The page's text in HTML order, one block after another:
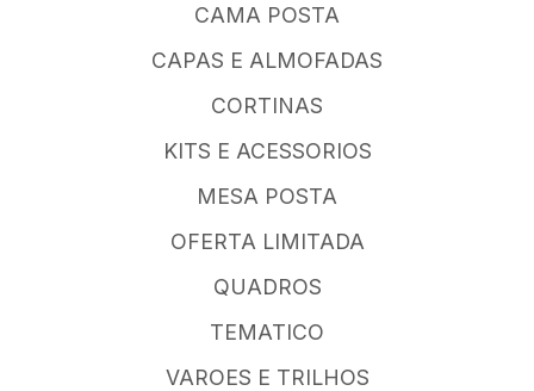
CAMA POSTA
CAPAS E ALMOFADAS
CORTINAS
KITS E ACESSORIOS
MESA POSTA
OFERTA LIMITADA
QUADROS
TEMATICO
VAROES E TRILHOS